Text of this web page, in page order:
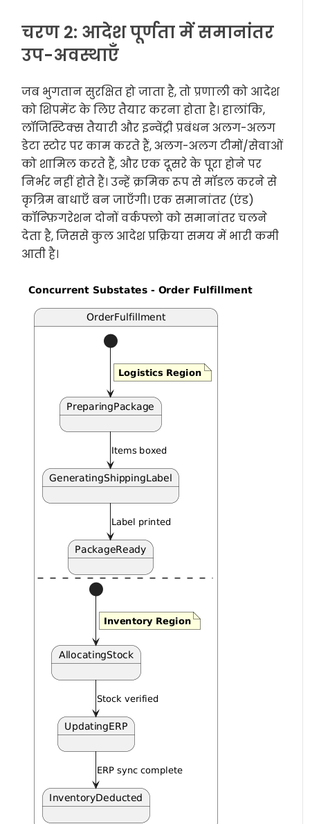
चरण 2: आदेश पूर्णता में समानांतर
उप-अवस्थाएँ
जब भुगतान सुरक्षित हो जाता है, तो प्रणाली को आदेश
को शिपमेंट के लिए तैयार करना होता है। हालांकि,
लॉजिस्टिक्स तैयारी और इन्वेंट्री प्रबंधन अलग-अलग
डेटा स्टोर पर काम करते हैं, अलग-अलग टीमों/सेवाओं
को शामिल करते हैं, और एक दूसरे के पूरा होने पर
निर्भर नहीं होते हैं। उन्हें क्रमिक रूप से मॉडल करने से
कृत्रिम बाधाएँ बन जाएँगी। एक समानांतर (एंड)
कॉन्फ़िगरेशन दोनों वर्कफ्लो को समानांतर चलने
देता है, जिससे कुल आदेश प्रक्रिया समय में भारी कमी
आती है।